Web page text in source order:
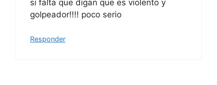
si falta que digan que es violento y
golpeador!!!! poco serio
Responder